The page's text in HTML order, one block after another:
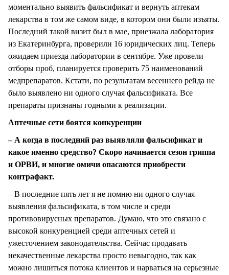
моментально выявить фальсификат и вернуть аптекам
лекарства в том же самом виде, в котором они были изъяты.
Последний такой визит был в мае, приезжала лаборатория
из Екатеринбурга, проверили 16 юридических лиц. Теперь
ожидаем приезда лаборатории в сентябре. Уже провели
отборы проб, планируется проверить 75 наименований
медпрепаратов. Кстати, по результатам весеннего рейда не
было выявлено ни одного случая фальсификата. Все
препараты признаны годными к реализации.
Аптечные сети боятся конкуренции
– А когда в последний раз выявляли фальсификат и
какое именно средство? Скоро начинается сезон гриппа
и ОРВИ, и многие омичи опасаются приобрести
контрафакт.
– В последние пять лет я не помню ни одного случая
выявления фальсификата, в том числе и среди
противовирусных препаратов. Думаю, что это связано с
высокой конкуренцией среди аптечных сетей и
ужесточением законодательства. Сейчас продавать
некачественные лекарства просто невыгодно, так как
можно лишиться потока клиентов и нарваться на серьезные